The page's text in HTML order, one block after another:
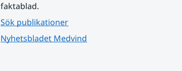
faktablad.
Sök publikationer
Nyhetsbladet Medvind